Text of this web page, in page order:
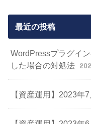
最近の投稿
WordPressプラグイ
した場合の対処法
【資産運用】2023年